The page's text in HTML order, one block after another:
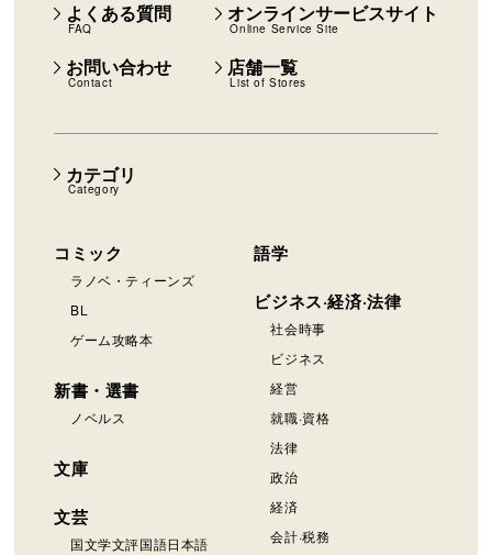
カテゴリ
Category
コミック
ラノベ・ティーンズ
BL
ゲーム攻略本
新書・選書
ノベルス
文庫
文芸
国文学文評国語日本語
語学
ビジネス·経済·法律
社会時事
ビジネス
経営
就職·資格
法律
政治
経済
会計·税務
よくある質問
FAQ
オンラインサービスサイト
Online Service Site
お問い合わせ
Contact
店舗一覧
List of Stores